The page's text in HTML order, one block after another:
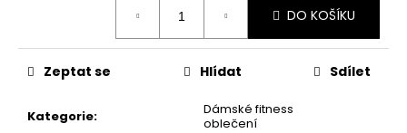
DO KOŠÍKU
Kategorie:
Dámské fitness
oblečení
Zeptat se Hlídat Sdílet